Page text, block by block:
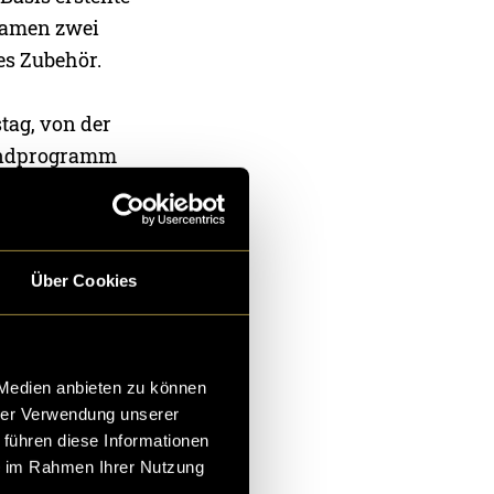
Über Cookies
anbieten zu können
Verwendung unserer
diese Informationen
Rahmen Ihrer Nutzung
zwei
Zubehör.
von der
knapp 600
in DaVinci
und